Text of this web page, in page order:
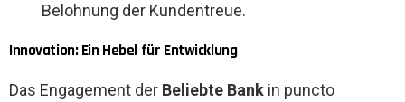
Belohnung der Kundentreue.
Innovation: Ein Hebel für Entwicklung
Das Engagement der Beliebte Bank in puncto